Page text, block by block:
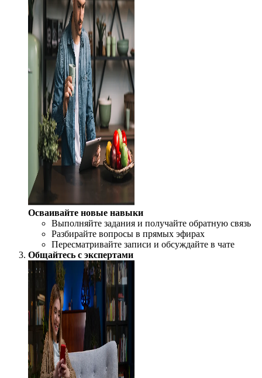
Осваивайте новые навыки
Выполняйте задания и получайте обратную связь
Разбирайте вопросы в прямых эфирах
Пересматривайте записи и обсуждайте в чате
Общайтесь с экспертами